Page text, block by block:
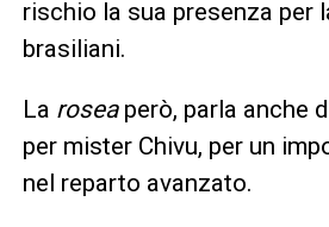
rischio la sua presenza per
brasiliani.
La roseaperò, parla anche
per mister Chivu, per un
nel reparto avanzato.